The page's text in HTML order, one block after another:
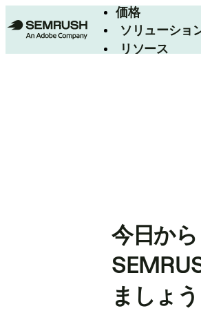
価格
ソリューショ
リソース
今日から
ましょう